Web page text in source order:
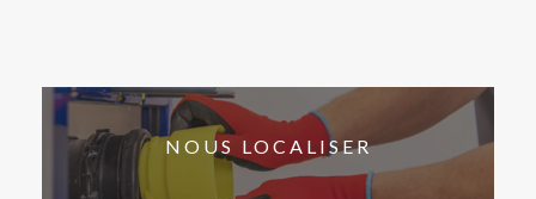
NOUS LOCALISER